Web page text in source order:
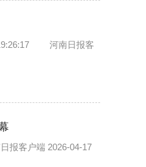
19:26:17 河南日报客
报客户端 2026-04-17